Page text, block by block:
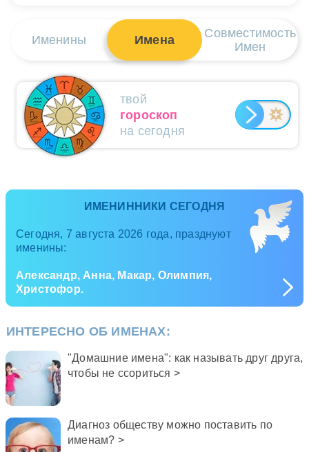
Именины Имена
Совместимость
Имен
твой
гороскоп
на сегодня
ИМЕНИННИКИ СЕГОДНЯ
Сегодня, 7 августа 2026 года, празднуют
именины:
Александр, Анна, Макар, Олимпия,
Христофор.
ИНТЕРЕСНО ОБ ИМЕНАХ:
"Домашние имена": как называть друг друга,
чтобы не ссориться >
Диагноз обществу можно поставить по
именам? >